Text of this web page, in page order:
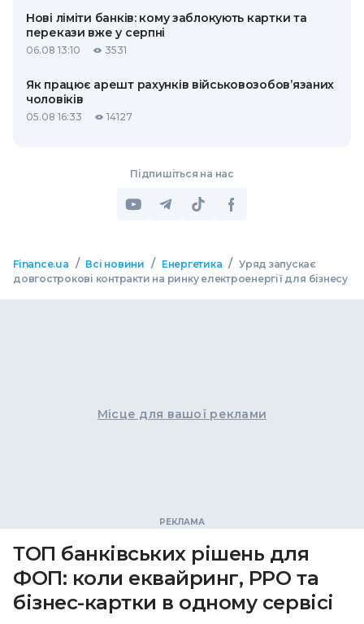
Нові ліміти банків: кому заблокують картки та
перекази вже у серпні
06.08 13:10 3531
Як працює арешт рахунків військовозобов’язаних
чоловіків
05.08 16:33 14127
Підпишіться на нас
Finance.ua / Всі новини / Енергетика / Уряд запускає
довгострокові контракти на ринку електроенергії для бізнесу
Місце для вашої реклами
ТОП банківських рішень для
ФОП: коли еквайринг, РРО та
бізнес-картки в одному сервісі